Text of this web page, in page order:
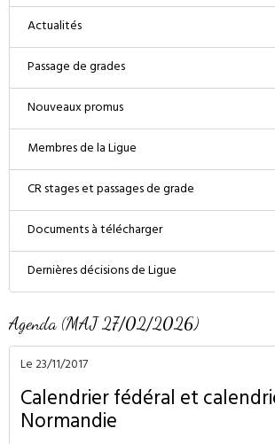
Actualités
Passage de grades
Nouveaux promus
Membres de la Ligue
CR stages et passages de grade
Documents à télécharger
Dernières décisions de Ligue
Agenda (MAJ 27/02/2026)
Le 23/11/2017
Calendrier fédéral et
Normandie